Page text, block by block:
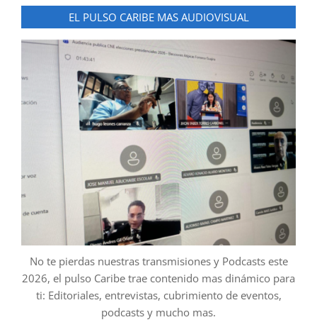
EL PULSO CARIBE MAS AUDIOVISUAL
No te pierdas nuestras transmisiones y Podcasts este
2026, el pulso Caribe trae contenido mas dinámico para
ti: Editoriales, entrevistas, cubrimiento de eventos,
podcasts y mucho mas.